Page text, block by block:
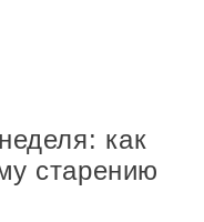
как
старению